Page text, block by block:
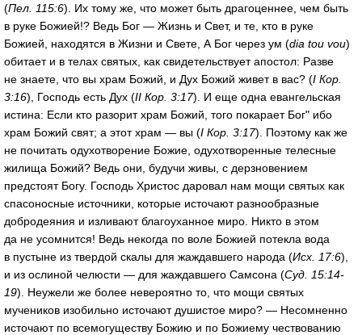
(Пел. 115:6). Их тому же, что может быть драгоценнее, чем быть
в руке Божией!? Ведь Бог — Жизнь и Свет, и те, кто в руке
Божией, находятся в Жизни и Свете, А Бог через ум (dia tou vou)
обитает и в телах святых, как свидетельствует апостол: Разве
не знаете, что вы храм Божий, и Дух Божий живет в вас? (I Кор.
3:16), Господь есть Дух (II Кор. 3:17). И еще одна евангельская
истина: Если кто разорит храм Божий, того покарает Бог" ибо
храм Божий свят; а этот храм — вы (I Кор. 3:17). Поэтому как же
не почитать одухотворение Божие, одухотворенные телесные
жилища Божий? Ведь они, будучи живы, с дерзновением
предстоят Богу. Господь Христос даровал нам мощи святых как
спасоносные источники, которые источают разнообразные
добродеяния и изливают благоуханное миро. Никто в этом
да не усомнится! Ведь некогда по воле Божией потекла вода
в пустыне из твердой скалы для жаждавшего народа (Исх. 17:6),
и из ослиной челюсти — для жаждавшего Самсона (Суд. 15:14-
19). Неужели же более невероятно то, что мощи святых
мучеников изобильно источают душистое миро? — Несомненно
источают по всемогуществу Божию и по Божиему чествованию